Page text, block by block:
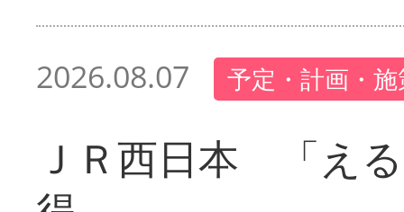
2026.08.07 予定・計画・
ＪＲ西日本 「え